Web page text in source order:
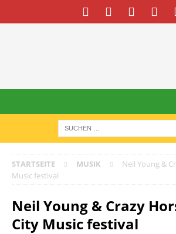
STARTSEITE MUSIK
Neil Young &
Music festival
Neil Young & Crazy
City Music festival